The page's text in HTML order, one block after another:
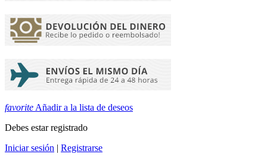
favorite Añadir a la lista de deseos
Debes estar registrado
Iniciar sesión | Registrarse